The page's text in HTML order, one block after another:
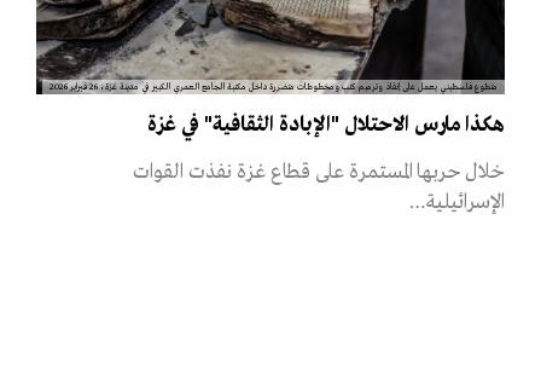
متطوع فلسطيني يعمل على إنقاذ وترميم كتب ومخطوطات متضررة داخل مكتبة الجامع العمري الكبير في مدينة غزة، 26 فبراير 2026
هكذا مارس الاحتلال "الإبادة الثقافية" في غزة
خلال حربها المستمرة على قطاع غزة نفذت القوات
الإسرائيلية…